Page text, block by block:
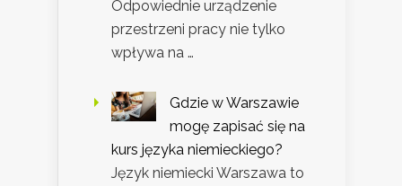
Odpowiednie urządzenie
przestrzeni pracy nie tylko
wpływa na …
Gdzie w Warszawie
mogę zapisać się na
kurs języka niemieckiego?
Język niemiecki Warszawa to